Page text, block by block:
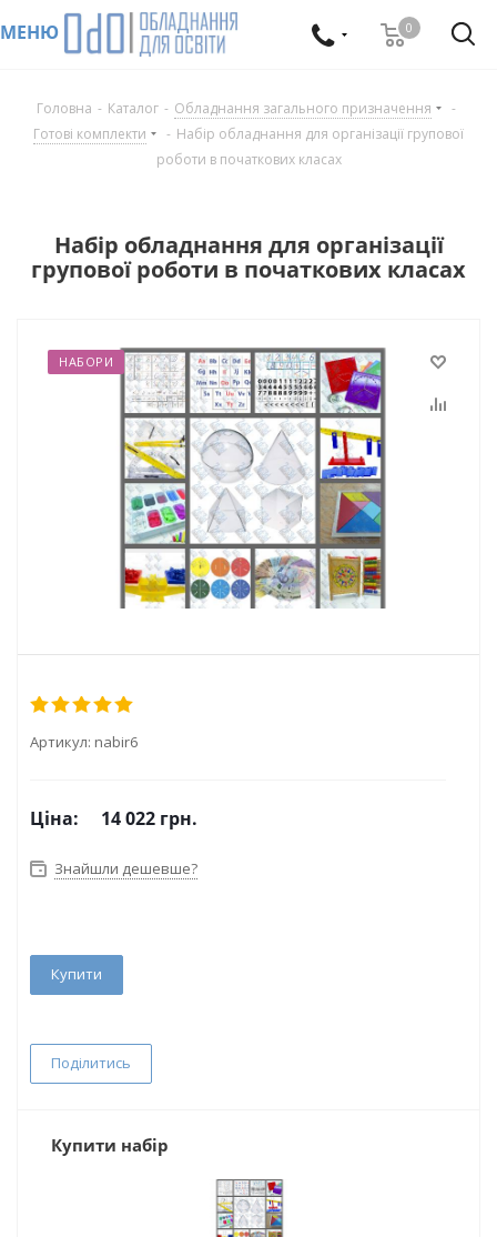
МЕНЮ 0
Головна - Каталог - Обладнання загального призначення
-
Готові комплекти
- Набір обладнання для організації групової
роботи в початкових класах
Набір обладнання для організації
групової роботи в початкових класах
НАБОРИ
Артикул: nabir6
Ціна: 14 022 грн.
Знайшли дешевше?
Купити
Поділитись
Купити набір